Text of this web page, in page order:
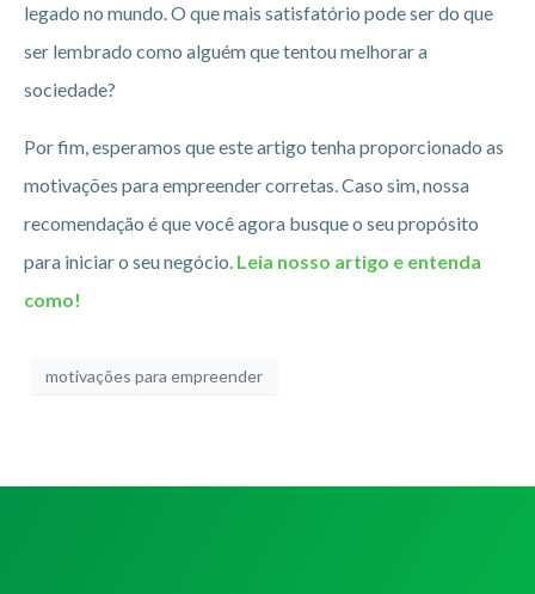
legado no mundo. O que mais satisfatório pode ser do que
ser lembrado como alguém que tentou melhorar a
sociedade?
Por fim, esperamos que este artigo tenha proporcionado as
motivações para empreender corretas. Caso sim, nossa
recomendação é que você agora busque o seu propósito
para iniciar o seu negócio. Leia nosso artigo e entenda
como!
motivações para empreender